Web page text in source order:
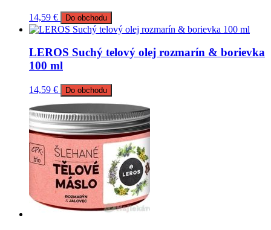
14,59 € Do obchodu
LEROS Suchý telový olej rozmarín & borievka
100 ml
14,59 € Do obchodu